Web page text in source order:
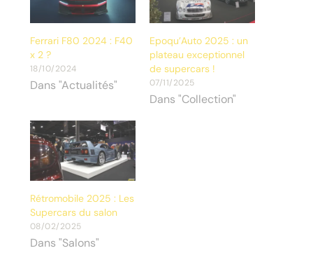
Ferrari F80 2024 : F40
x 2 ?
18/10/2024
Dans "Actualités"
Epoqu’Auto 2025 : un
plateau exceptionnel
de supercars !
07/11/2025
Dans "Collection"
Rétromobile 2025 : Les
Supercars du salon
08/02/2025
Dans "Salons"